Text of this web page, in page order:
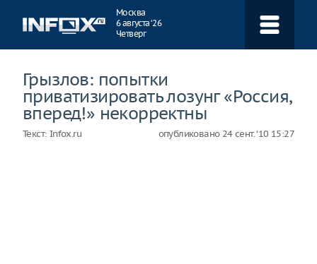
Москва
6 августа ‘26
Четверг
Грызлов: попытки
приватизировать лозунг «Россия,
вперед!» некорректны
Текст: Infox.ru опубликовано 24 сент. ‘10 15:27